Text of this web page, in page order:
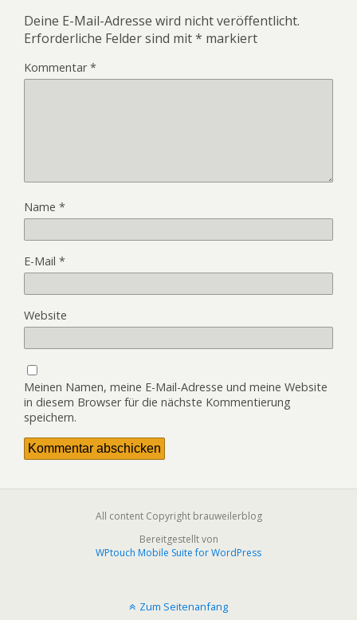
Deine E-Mail-Adresse wird nicht veröffentlicht.
Erforderliche Felder sind mit* markiert
Kommentar*
Name *
E-Mail *
Website
Meinen Namen, meine E-Mail-Adresse und meine Website
in diesem Browser für die nächste Kommentierung
speichern.
All content Copyright brauweilerblog
Bereitgestellt von
WPtouch Mobile Suite for WordPress
Zum Seitenanfang